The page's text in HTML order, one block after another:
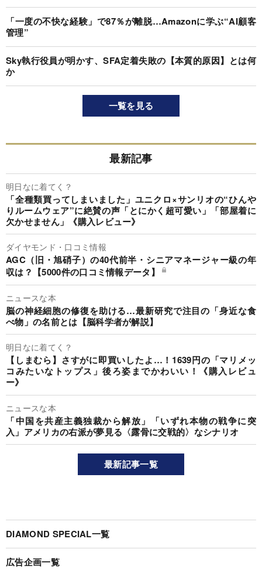
「一度の不快な経験」で87％が離脱…Amazonに学ぶ“AI顧客
管理”
Sky執行役員が明かす、SFA定着失敗の【本質的原因】とは何
か
一覧を見る
最新記事
明日なに着てく？
「全種類買ってしまいました」ユニクロ×サンリオの“ひんや
りルームウェア”に絶賛の声「とにかく超可愛い」「部屋着に
欠かせません」《購入レビュー》
ダイヤモンド・口コミ情報
AGC（旧・旭硝子）の40代前半・シニアマネージャー級の年
収は？【5000件の口コミ情報データ】
ニュースな本
脳の神経細胞の修復を助ける…最新研究で注目の「身近な食
べ物」の名前とは【脳科学者が解説】
明日なに着てく？
【しまむら】さすがに即買いしたよ…！1639円の「マリメッ
コみたいなトップス」後ろ姿までかわいい！《購入レビュ
ー》
ニュースな本
「中国を共産主義独裁から解放」「いずれ本物の戦争に突
入」アメリカの右派が夢見る〈露骨に交戦的〉なシナリオ
最新記事一覧
DIAMOND SPECIAL一覧
広告企画一覧